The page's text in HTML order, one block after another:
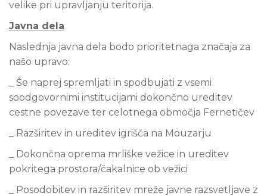
velike pri upravljanju teritorija.
Javna dela
Naslednja javna dela bodo prioritetnaga značaja za
našo upravo:
_ Še naprej spremljati in spodbujati z vsemi
soodgovornimi institucijami dokončno ureditev
cestne povezave ter celotnega območja Fernetičev
_ Razširitev in ureditev igrišča na Mouzarju
_ Dokončna oprema mrliške vežice in ureditev
pokritega prostora/čakalnice ob vežici
_ Posodobitev in razširitev mreže javne razsvetljave z